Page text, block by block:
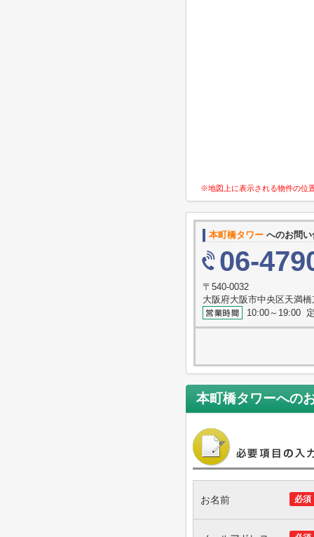
※地図上に表示される物件の位
本町橋タワー へのお問
06-
〒540-0032
大阪府大阪市中央区天満
10:00～19:00
本町橋タワーへの
必須
お名前